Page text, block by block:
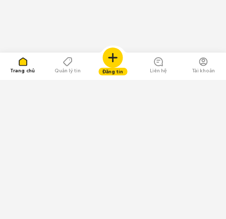
Trang chủ Quản lý tin Đăng tin Liên hệ Tài khoản